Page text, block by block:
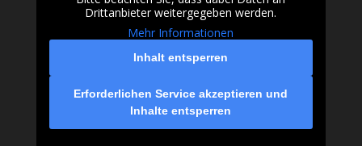
Drittanbieter weitergegeben werden.
Mehr Informationen
Inhalt entsperren
Erforderlichen Service akzeptieren und
Inhalte entsperren